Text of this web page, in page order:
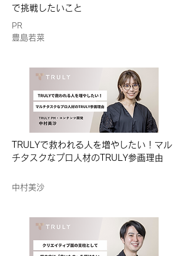
で挑戦したいこと
PR
豊島若菜
TRULYで救われる人を増やしたい！マル
チタスクなプロ人材のTRULY参画理由
中村美沙